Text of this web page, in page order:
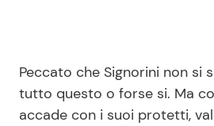
Peccato che Signorini non si
tutto questo o forse si. Ma
accade con i suoi protetti,